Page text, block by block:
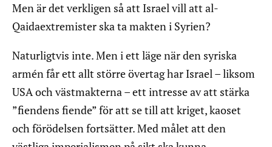
Men är det verkligen så att Israel vill att al-
Qaidaextremister ska ta makten i Syrien?
Naturligtvis inte. Men i ett läge när den syriska
armén får ett allt större övertag har Israel – liksom
USA och västmakterna – ett intresse av att stärka
”fiendens fiende” för att se till att kriget, kaoset
och förödelsen fortsätter. Med målet att den